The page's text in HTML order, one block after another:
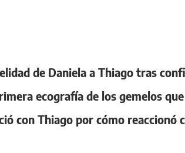
de Daniela a Thiago tras
ecografía de los gemelos
con Thiago por cómo reaccionó